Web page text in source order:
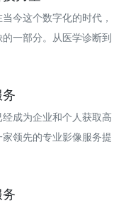
今这个数字化的时代，
一部分。从医学诊断到
成为企业和个人获取高
领先的专业影像服务提